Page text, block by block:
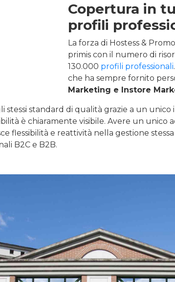
Copertura in
profili
La forza di Hostess &
primis con il numero di
130.000 profili professionali
che ha sempre fornito
Marketing e Instore
standard di qualità grazie a un
è chiaramente visibile. Avere un unico
flessibilità e reattività nella gestione
B2C e B2B.